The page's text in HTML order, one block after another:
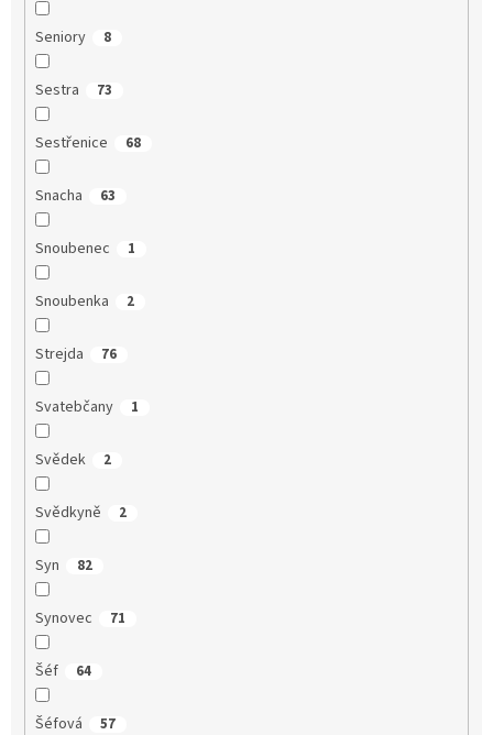
Seniory 8
Sestra 73
Sestřenice 68
Snacha 63
Snoubenec 1
Snoubenka 2
Strejda 76
Svatebčany 1
Svědek 2
Svědkyně 2
Syn 82
Synovec 71
Šéf 64
Šéfová 57